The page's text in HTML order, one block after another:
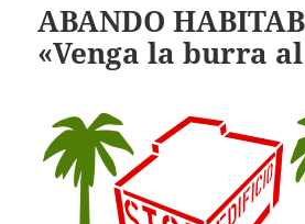
ABANDO
«Venga la burra